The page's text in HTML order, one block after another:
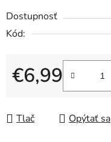
Dostupnosť
Kód:
€6,99
Jednotková cena:
Tlač Opýtať sa